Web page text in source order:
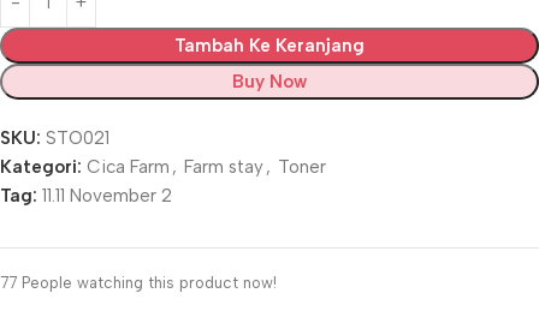
Tambah Ke Keranjang
Buy Now
SKU: STO021
Kategori: Cica Farm , Farm stay, Toner
Tag: 11.11 November 2
77 People watching this product now!